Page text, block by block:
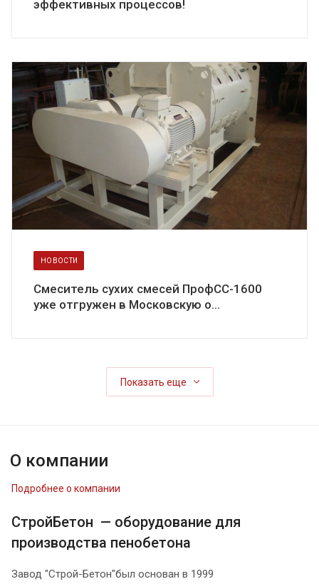
эффективных процессов!
НОВОСТИ
Смеситель сухих смесей ПрофСС-1600
уже отгружен в Московскую о...
Показать еще
О компании
Подробнее о компании
СтройБетон — оборудование для
производства пенобетона
Завод "Строй-Бетон"был основан в 1999